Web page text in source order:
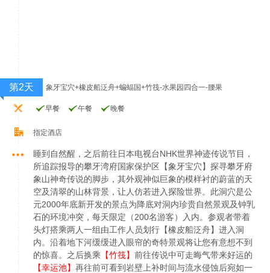
第2天 象牙宝穴+橡皮船泛舟+蝙蝠国+竹筏-水果园四合一-腰果
早餐 午餐 晚餐
指定酒店
睡到自然醒，之后前往日本电视台NHK世界神迹传说节目，
所追踪报导的攀牙湾府国家保护区【象牙宝穴】探寻攀牙府
象山神奇传说的脚步，其外观神似巨象的模样衬的蔚蓝的天
空及清翠的山林背景，让人仿若进入探险世界。此洞穴是公
元2000年底新开发的景点为降底对洞内珍贵自然景观及钟乳
石的环境冲突，每天限定（200名游客）入内。参观者带着
头灯搭乘两人一组由工作人员划行【橡皮船泛舟】进入洞
内。沿着地下河缓缓进入眼帘的奇特景观将让您有意想不到
的惊喜。之后换乘 【竹筏】 前往传说中可走晦气带来好运的
【幸运池】 再往前可看到岩壁上补时间与流水侵蚀后宛如一